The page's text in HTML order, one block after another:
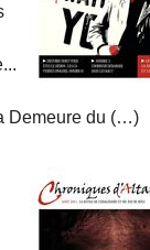
Demeure du (…)